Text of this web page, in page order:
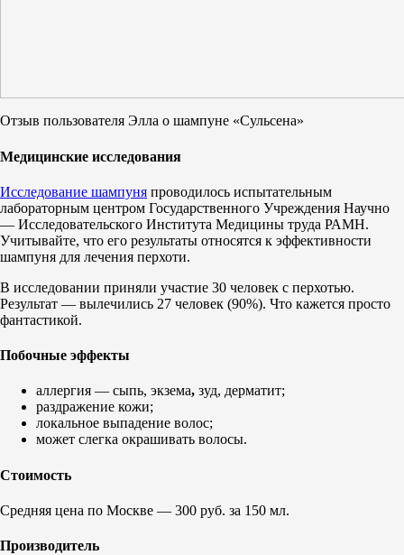
Отзыв пользователя Элла о шампуне «Сульсена»
Медицинские исследования
Исследование шампуня проводилось испытательным
лабораторным центром Государственного Учреждения Научно
— Исследовательского Института Медицины труда РАМН.
Учитывайте, что его результаты относятся к эффективности
шампуня для лечения перхоти.
В исследовании приняли участие 30 человек с перхотью.
Результат — вылечились 27 человек (90%). Что кажется просто
фантастикой.
Побочные эффекты
аллергия — сыпь, экзема, зуд, дерматит;
раздражение кожи;
локальное выпадение волос;
может слегка окрашивать волосы.
Стоимость
Средняя цена по Москве — 300 руб. за 150 мл.
Производитель